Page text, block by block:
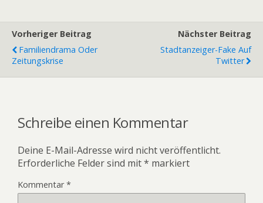
Vorheriger Beitrag
Familiendrama Oder
Zeitungskrise
Nächster Beitrag
Stadtanzeiger-Fake Auf
Twitter
Schreibe einen Kommentar
Deine E-Mail-Adresse wird nicht veröffentlicht.
Erforderliche Felder sind mit* markiert
Kommentar*